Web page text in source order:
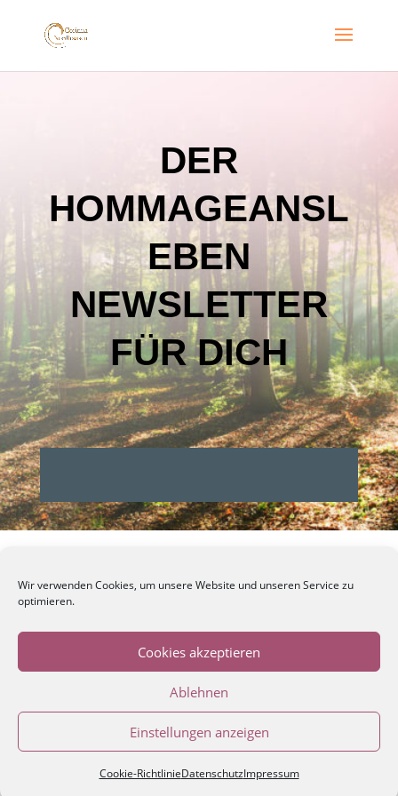
Wir verwenden Cookies, um unsere Website und unseren Service zu
optimieren.
Cookies akzeptieren
Ablehnen
Einstellungen anzeigen
Cookie-RichtlinieDatenschutzImpressum
DER
HOMMAGEANSL
EBEN
NEWSLETTER
FÜR DICH
Datenschutz
Mitgliederbereich mitDigiMember